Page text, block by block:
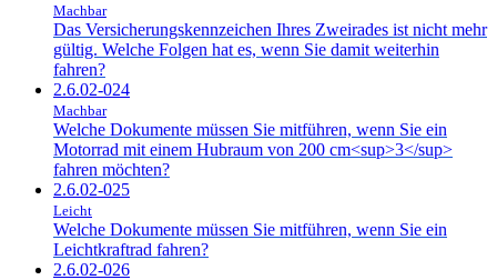
Machbar
Das Versicherungskennzeichen Ihres Zweirades ist nicht mehr
gültig. Welche Folgen hat es, wenn Sie damit weiterhin
fahren?
2.6.02-024
Machbar
Welche Dokumente müssen Sie mitführen, wenn Sie ein
Motorrad mit einem Hubraum von 200 cm<sup>3</sup>
fahren möchten?
2.6.02-025
Leicht
Welche Dokumente müssen Sie mitführen, wenn Sie ein
Leichtkraftrad fahren?
2.6.02-026